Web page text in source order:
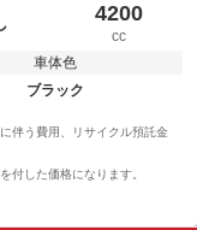
4200
cc
車体色
ブラック
伴う費用、リサイクル預託金
付した価格になります。